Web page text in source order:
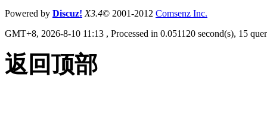
Powered by Discuz! X3.4© 2001-2012 Comsenz Inc.
GMT+8, 2026-8-10 11:13 , Processed in 0.051120 second(s), 15
返回顶部